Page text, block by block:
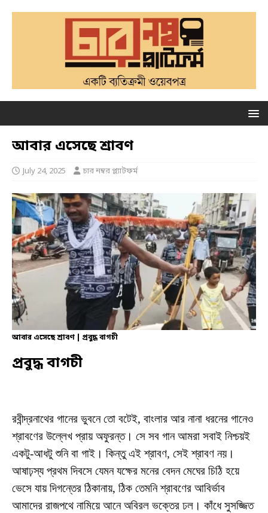
আবার এসেছে শ্রাবণ
July 24, 2025 চার নম্বর প্ল্যাটফর্ম
আবার এসেছে শ্রাবণ | প্রবুদ্ধ বাগচী
প্রবুদ্ধ বাগচী
রবীন্দ্রনাথের গানের ভুবনে তো বটেই, বাংলার আর নানা ধরনের গানেও
শ্রাবণের উল্লেখ প্রায় অফুরন্ত। সে সব গান আমরা সবাই নিশ্চয়ই
একটু-আধটু শুনি বা গাই। কিন্তু এই শ্রাবণ, সেই শ্রাবণ নয়।
আষাঢ়স্য প্রথম দিবসে যেমন যক্ষের মনের বেদন মেঘের চিঠি হয়ে
ভেসে যায় দিগন্তের ঠিকানায়, ঠিক তেমনি শ্রাবণের আবির্ভাব
আমাদের রাজপথে নামিয়ে আনে অবিরল ভক্তের ঢল। কাঁধে সুসজ্জিত